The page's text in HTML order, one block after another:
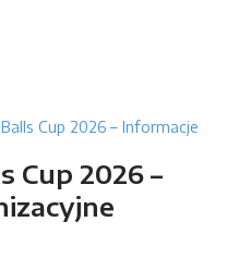
Cup 2026 – Informacje
Cup 2026 –